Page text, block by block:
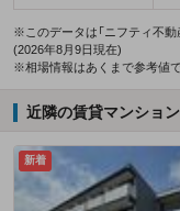
※このデータは「ニフティ不動
(2026年8月9日現在)
※相場情報はあくまで参考値
近隣の賃貸マンション
新着